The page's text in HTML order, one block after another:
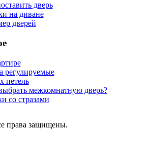
дверь
на диване
дверей
регулируемые
петель
межкомнатную дверь?
со стразами
права защищены.